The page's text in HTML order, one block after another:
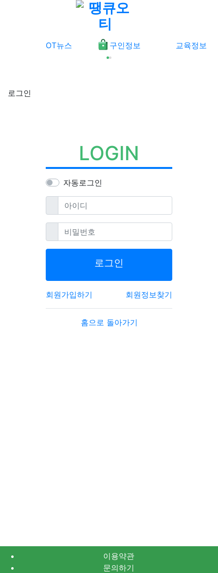
OT뉴스 구인정보 교육정보
로그인
LOGIN
자동로그인
아이디필수
비밀번호필수
로그인
회원가입하기 회원정보찾기
홈으로 돌아가기
이용약관
문의하기